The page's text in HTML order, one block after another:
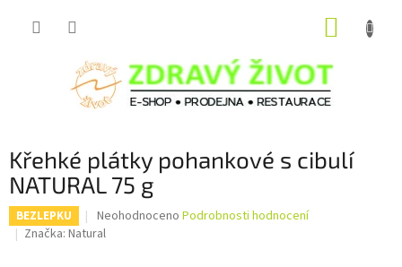
Křehké plátky pohankové s cibulí
NATURAL 75 g
BEZLEPKU
Průměrné
hodnocení
Neohodnoceno Podrobnosti hodnocení
Značka: Natural